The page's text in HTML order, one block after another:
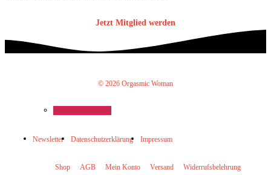
Jetzt Mitglied werden
© 2026 Orgasmic Woman
Newsletter Datenschutzerklärung Impressum
Shop AGB Mein Konto Versand Widerrufsbelehrung